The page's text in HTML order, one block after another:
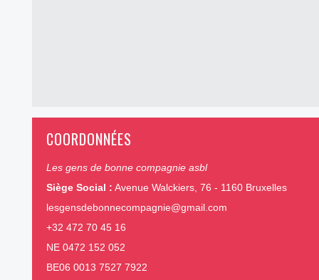
COORDONNÉES
Les gens de bonne compagnie asbl
Siège Social : Avenue Walckiers, 76 - 1160 Bruxelles
lesgensdebonnecompagnie@gmail.com
+32 472 70 45 16
NE 0472 152 052
BE06 0013 7527 7922